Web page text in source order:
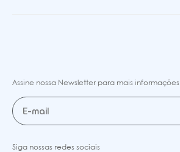
Assine nossa Newsletter para mais informações
Siga nossas redes sociais